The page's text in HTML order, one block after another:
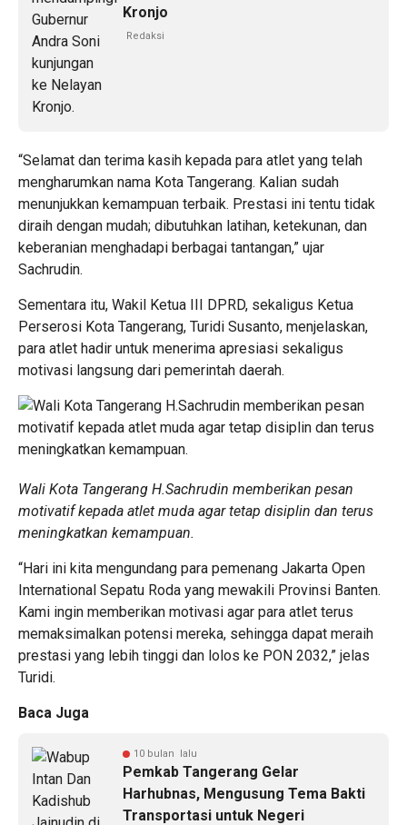
Kronjo
Redaksi
“Selamat dan terima kasih kepada para atlet yang telah
mengharumkan nama Kota Tangerang. Kalian sudah
menunjukkan kemampuan terbaik. Prestasi ini tentu tidak
diraih dengan mudah; dibutuhkan latihan, ketekunan, dan
keberanian menghadapi berbagai tantangan,” ujar
Sachrudin.
Sementara itu, Wakil Ketua III DPRD, sekaligus Ketua
Perserosi Kota Tangerang, Turidi Susanto, menjelaskan,
para atlet hadir untuk menerima apresiasi sekaligus
motivasi langsung dari pemerintah daerah.
Wali Kota Tangerang H.Sachrudin memberikan pesan
motivatif kepada atlet muda agar tetap disiplin dan terus
meningkatkan kemampuan.
“Hari ini kita mengundang para pemenang Jakarta Open
International Sepatu Roda yang mewakili Provinsi Banten.
Kami ingin memberikan motivasi agar para atlet terus
memaksimalkan potensi mereka, sehingga dapat meraih
prestasi yang lebih tinggi dan lolos ke PON 2032,” jelas
Turidi.
Baca Juga
10 bulan lalu
Pemkab Tangerang Gelar
Harhubnas, Mengusung Tema Bakti
Transportasi untuk Negeri